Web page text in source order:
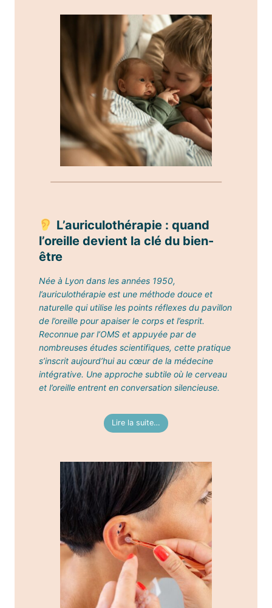
L’auriculothérapie : quand
l’oreille devient la clé du bien-
être
Née à Lyon dans les années 1950,
l’auriculothérapie est une méthode douce et
naturelle qui utilise les points réflexes du pavillon
de l’oreille pour apaiser le corps et l’esprit.
Reconnue par l’OMS et appuyée par de
nombreuses études scientifiques, cette pratique
s’inscrit aujourd’hui au cœur de la médecine
intégrative. Une approche subtile où le cerveau
et l’oreille entrent en conversation silencieuse.
Lire la suite…